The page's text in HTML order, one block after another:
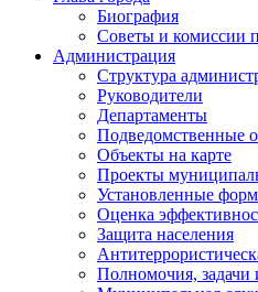
Биография
Советы и комиссии
Администрация
Структура
Руководители
Департаменты
Подведомственные
Объекты на карте
Проекты
Установленные
Оценка
Защита населения
Полномочия,